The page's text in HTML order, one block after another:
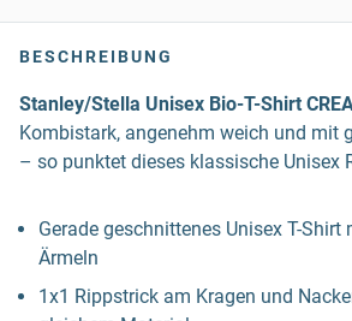
BESCHREIBUNG
Stanley/Stella Unisex Bio-T-Shirt
Kombistark, angenehm weich und mit
– so punktet dieses klassische Unisex
Gerade geschnittenes Unisex T-Shirt
Ärmeln
1x1 Rippstrick am Kragen und